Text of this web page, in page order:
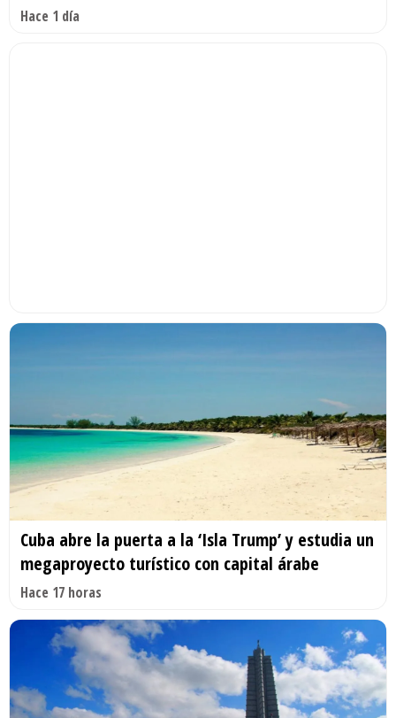
Hace 1 día
Cuba abre la puerta a la ‘Isla Trump’ y estudia un
megaproyecto turístico con capital árabe
Hace 17 horas